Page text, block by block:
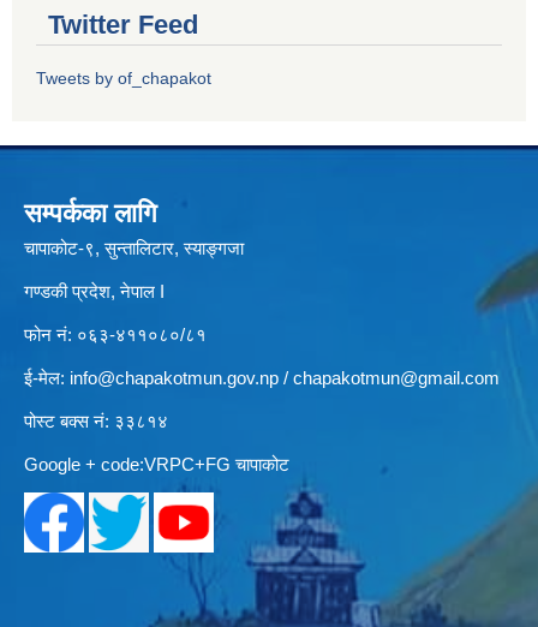
Twitter Feed
Tweets by of_chapakot
सम्पर्कका लागि
चापाकोट-९, सुन्तालिटार, स्याङ्गजा
गण्डकी प्रदेश, नेपाल I
फोन नं: ०६३-४११०८०/८१
ई-मेल: info@chapakotmun.gov.np / chapakotmun@gmail.com
पोस्ट बक्स नं: ३३८१४
Google + code:VRPC+FG चापाकोट